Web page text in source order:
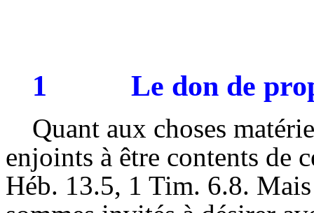
1 Le don de
Quant aux choses
enjoints à être contents de
Héb. 13.5, 1 Tim. 6.8.